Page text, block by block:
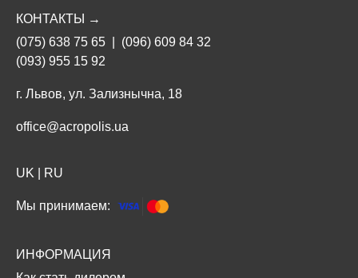
КОНТАКТЫ →
(075) 638 75 65
(096) 609 84 32
(093) 955 15 92
г. Львов, ул. Зализнычна, 18
office@acropolis.ua
UK RU
Мы принимаем:
ИНФОРМАЦИЯ